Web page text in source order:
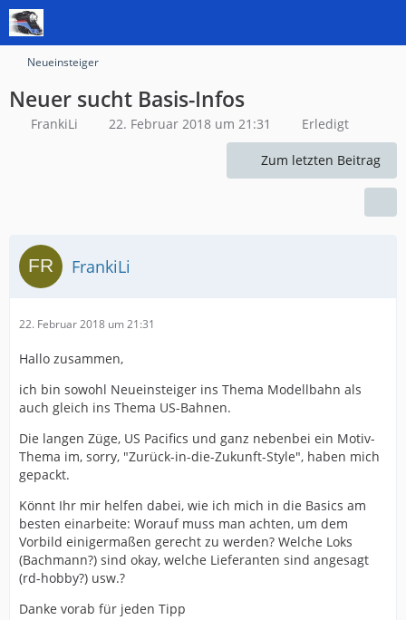
Neueinsteiger
Neuer sucht Basis-Infos
FrankiLi 22. Februar 2018 um 21:31 Erledigt
Zum letzten Beitrag
FrankiLi
22. Februar 2018 um 21:31
Hallo zusammen,
ich bin sowohl Neueinsteiger ins Thema Modellbahn als
auch gleich ins Thema US-Bahnen.
Die langen Züge, US Pacifics und ganz nebenbei ein Motiv-
Thema im, sorry, "Zurück-in-die-Zukunft-Style", haben mich
gepackt.
Könnt Ihr mir helfen dabei, wie ich mich in die Basics am
besten einarbeite: Worauf muss man achten, um dem
Vorbild einigermaßen gerecht zu werden? Welche Loks
(Bachmann?) sind okay, welche Lieferanten sind angesagt
(rd-hobby?) usw.?
Danke vorab für jeden Tipp